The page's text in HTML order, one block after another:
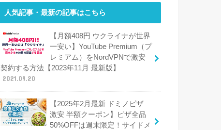
人気記事・最新の記事はこちら
【月額408円 ウクライナが世界
一安い】YouTube Premium（プ
レミアム）をNordVPNで激安
契約する方法【2023年11月 最新版】
2021.09.20
【2025年2月最新 ドミノピザ
激安 半額クーポン】ピザ全品
50%OFFは週末限定！サイドメ